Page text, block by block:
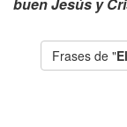
Frases de "